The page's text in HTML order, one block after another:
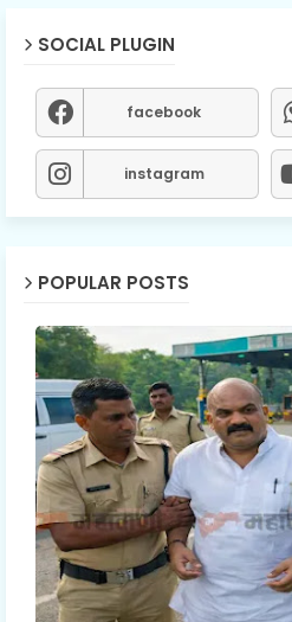
SOCIAL PLUGIN
facebook
instagram
POPULAR POSTS